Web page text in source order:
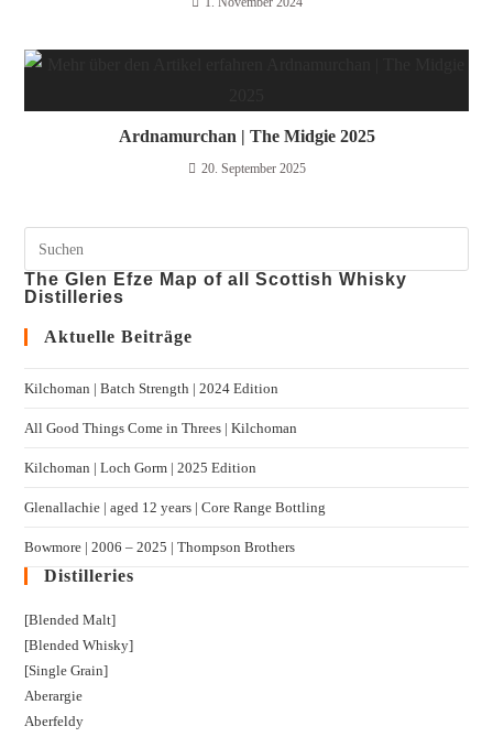
Ardnamurchan | The Midgie 2025
20. September 2025
The Glen Efze Map of all Scottish Whisky
Distilleries
Aktuelle Beiträge
Kilchoman | Batch Strength | 2024 Edition
All Good Things Come in Threes | Kilchoman
Kilchoman | Loch Gorm​ | 2025 Edition
Glenallachie | aged 12 years | Core Range Bottling
Bowmore | 2006 – 2025 | Thompson Brothers
Distilleries
[Blended Malt]
[Blended Whisky]
[Single Grain]
Aberargie
Aberfeldy